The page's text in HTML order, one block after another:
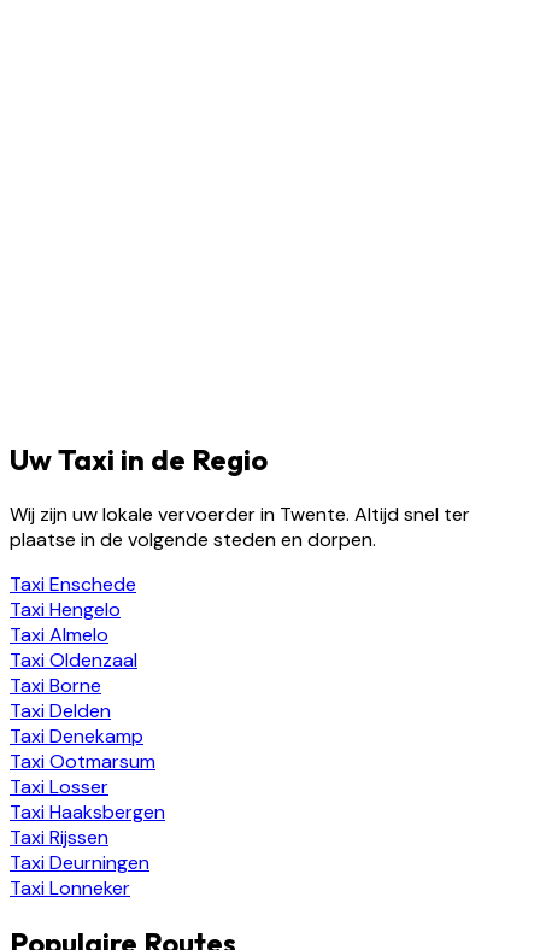
Uw Taxi in de Regio
Wij zijn uw lokale vervoerder in Twente. Altijd snel ter
plaatse in de volgende steden en dorpen.
TaxiEnschede
TaxiHengelo
TaxiAlmelo
TaxiOldenzaal
TaxiBorne
TaxiDelden
TaxiDenekamp
TaxiOotmarsum
TaxiLosser
TaxiHaaksbergen
TaxiRijssen
TaxiDeurningen
TaxiLonneker
Populaire Routes